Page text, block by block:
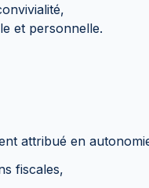
et personnelle.
attribué en
fiscales,